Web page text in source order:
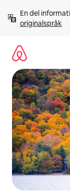
innehåll
En del
originalspråk